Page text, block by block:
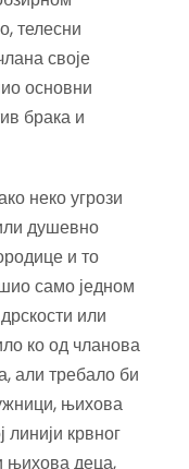
телесни
своје
основни
брака и
неко угрози
душевно
и то
само једном
или
ко од чланова
али требало би
њихова
крвног
њихова деца,